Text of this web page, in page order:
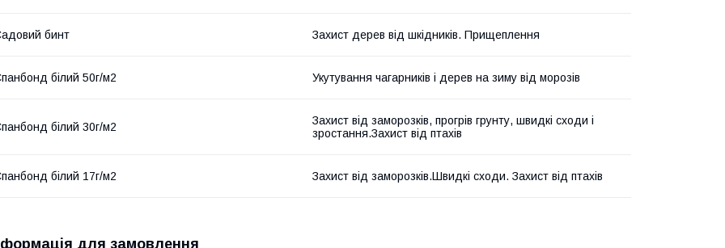
бинт Захист дерев від шкідників. Прищеплення
білий 50г/м2 Укутування чагарників і дерев на зиму від морозів
білий 30г/м2
Захист від заморозків, прогрів грунту, швидкі сходи і
зростання.Захист від птахів
білий 17г/м2 Захист від заморозків.Швидкі сходи. Захист від птахів
для замовлення